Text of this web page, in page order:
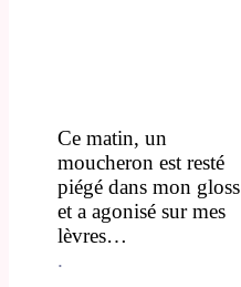
Ce matin, un
moucheron est resté
piégé dans mon gloss
et a agonisé sur mes
lèvres…
.